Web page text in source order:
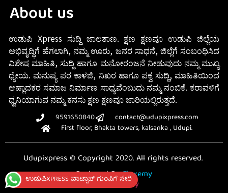
ಉಡುಪಿXPRESS ವಾಟ್ಸಾಪ್ ಗುಂಪಿಗೆ ಸೇರಿ
About us
ಉಡುಪಿ Xpress ಸುದ್ದಿ ಜಾಲತಾಣ. ಕ್ಷಣ ಕ್ಷಣವೂ ಉಡುಪಿ ಜಿಲ್ಲೆಯ
ಅಭಿವೃದ್ಧಿಗೆ ಹೆಗಲಾಗಿ, ನಮ್ಮ ಊರು, ಜನರ ಸಾಧನೆ, ಜಿಲ್ಲೆಗೆ ಸಂಬಂಧಿಸಿದ
ವಿಶೇಷ ಮಾಹಿತಿ, ಸುದ್ದಿ ಹಾಗೂ ಮನೋರಂಜನೆ ನೀಡುವುದು ನಮ್ಮ ಮುಖ್ಯ
ಧ್ಯೇಯ. ಮನುಷ್ಯ ಪರ ಕಾಳಜಿ, ನಿಖರ ಹಾಗೂ ಪಕ್ವ ಸುದ್ದಿ, ಮಾಹಿತಿಯಿಂದ
ಆಹ್ಲಾದಕರ ಸಮಾಜ ನಿರ್ಮಾಣ ಸಾಧ್ಯವೆಂಬುದು ನಮ್ಮ ನಂಬಿಕೆ. ಕರಾವಳಿಗೆ
ಧ್ವನಿಯಾಗುವ ನಮ್ಮ ಕನಸು ಕ್ಷಣ ಕ್ಷಣವೂ ಜಾರಿಯಲ್ಲಿರುತ್ತದೆ.
9591650840
contact@udupixpress.com
First floor, Bhakta towers, kalsanka , Udupi.
Udupixpress © Copyright 2020. All rights reserved.
Designed ByFluxemy
Privacy Policy